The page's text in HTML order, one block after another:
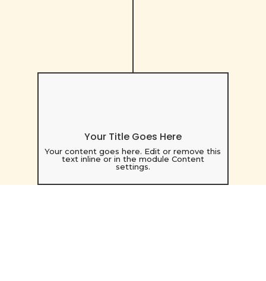
Your Title Goes Here
Your content goes here. Edit or remove this
text inline or in the module Content
settings.